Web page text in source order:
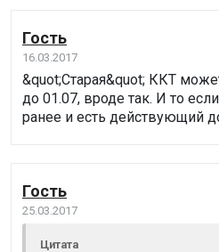
Гость
16.03.2017
&quot;Старая&quot; ККТ
до 01.07, вроде так. И то
ранее и есть действующий
Гость
25.03.2017
Цитата